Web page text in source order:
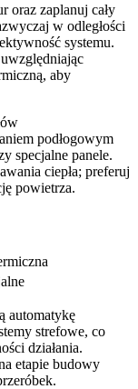
oraz zaplanuj cały
w odległości
systemu.
aby
podłogowym
specjalne panele.
ciepła; preferuj
powietrza.
automatykę
strefowe, co
działania.
etapie budowy